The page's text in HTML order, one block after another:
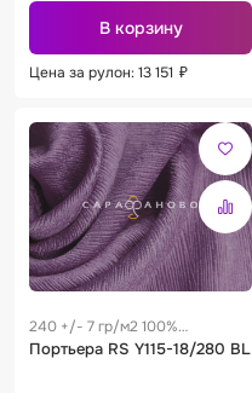
В корзину
Цена за рулон: 13 151 ₽
240 +/- 7 гр/м2 100%
полиэстер
Портьера RS Y115-18/280 BL